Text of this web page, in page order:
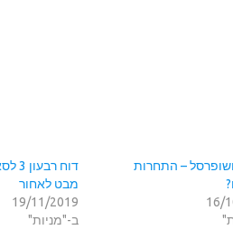
ושופרסל – התחרות
16/
דוח
מבט לאחור
19/11/2019
ב-"מניות"